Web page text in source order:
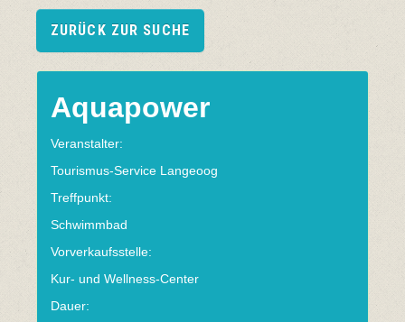
ZURÜCK ZUR SUCHE
Aquapower
Veranstalter:
Tourismus-Service Langeoog
Treffpunkt:
Schwimmbad
Vorverkaufsstelle:
Kur- und Wellness-Center
Dauer: